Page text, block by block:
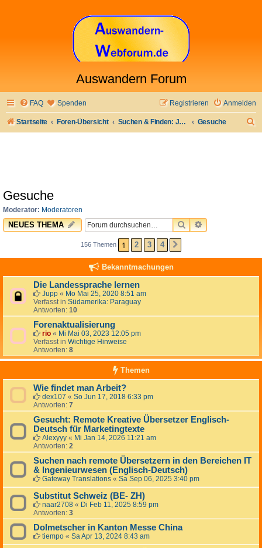
Auswandern Forum
FAQ Spenden Anmelden
Registrieren
Startseite Foren-Übersicht Suchen & Finden: Jobs & Arbeit und anderes Gesuche
Gesuche
Moderator: Moderatoren
NEUES THEMA SUCHEERWEITERTE
156 Themen 1 2 3 4
Bekanntmachungen
Die Landessprache lernen
Jupp « Mo Mai 25, 2020 8:51 am
Verfasst in Südamerika: Paraguay
Antworten: 10
Forenaktualisierung
rio « Mi Mai 03, 2023 12:05 pm
Verfasst in Wichtige Hinweise
Antworten: 8
Themen
Wie findet man Arbeit?
dex107 « So Jun 17, 2018 6:33 pm
Antworten: 7
Gesucht: Remote Kreative Übersetzer Englisch-
Deutsch für Marketingtexte
Alexyyy « Mi Jan 14, 2026 11:21 am
Antworten: 2
Suchen nach remote Übersetzern in den Bereichen IT
& Ingenieurwesen (Englisch-Deutsch)
Gateway Translations « Sa Sep 06, 2025 3:40 pm
Substitut Schweiz (BE- ZH)
naar2708 « Di Feb 11, 2025 8:59 pm
Antworten: 3
Dolmetscher in Kanton Messe China
tiempo « Sa Apr 13, 2024 8:43 am